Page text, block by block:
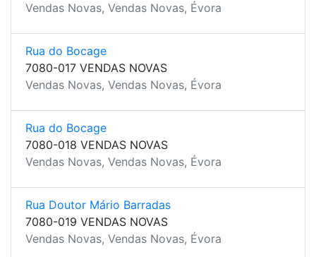
Vendas Novas, Vendas Novas, Évora
Rua do Bocage
7080-017 VENDAS NOVAS
Vendas Novas, Vendas Novas, Évora
Rua do Bocage
7080-018 VENDAS NOVAS
Vendas Novas, Vendas Novas, Évora
Rua Doutor Mário Barradas
7080-019 VENDAS NOVAS
Vendas Novas, Vendas Novas, Évora